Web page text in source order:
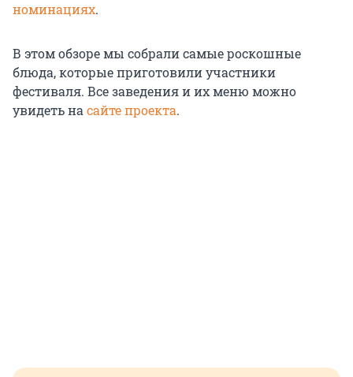
номинациях.
В этом обзоре мы собрали самые роскошные
блюда, которые приготовили участники
фестиваля. Все заведения и их меню можно
увидеть на сайте проекта.